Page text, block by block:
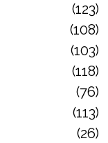
123
108
103
118
76
113
26